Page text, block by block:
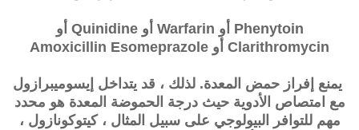
Phenytoin أو Warfarin أو Quinidine أو
Clarithromycin أو Amoxicillin Esomeprazole
يمنع إفراز حمض المعدة. لذلك ، قد يتداخل إيسوميبرازول
مع امتصاص الأدوية حيث درجة الحموضة المعدة هو محدد
مهم للتوافر البيولوجي على سبيل المثال ، كيتوكونازول ،